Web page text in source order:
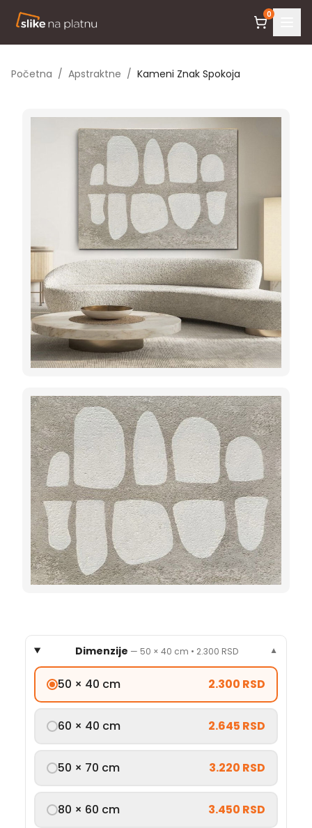
0
Početna / Apstraktne / Kameni Znak Spokoja
Dimenzije — 50 × 40 cm • 2.300 RSD ▼
50 × 40 cm 2.300 RSD
60 × 40 cm 2.645 RSD
50 × 70 cm 3.220 RSD
80 × 60 cm 3.450 RSD